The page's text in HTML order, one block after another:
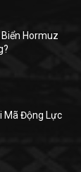
Biển Hormuz
Mã Động Lực